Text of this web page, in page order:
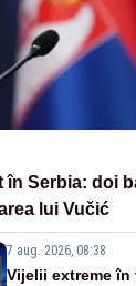
în Serbia: doi
lui Vučić
7 aug. 2026, 08:38
Vijelii extreme în